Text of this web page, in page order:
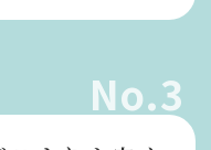
No.3